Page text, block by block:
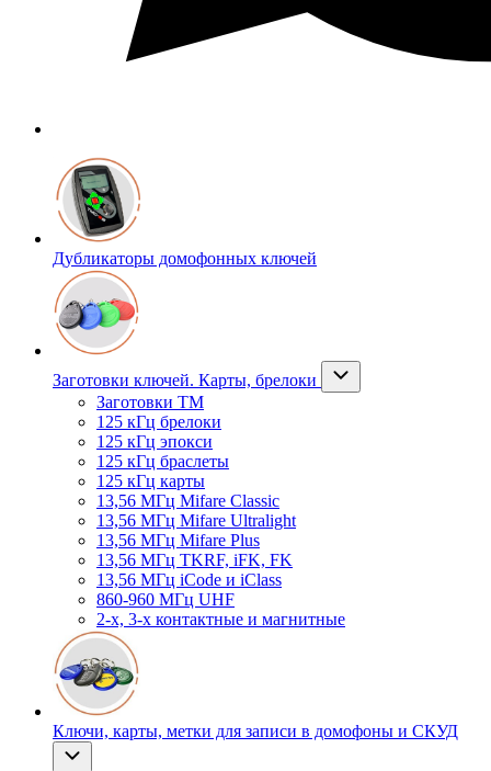
Дубликаторы домофонных ключей
Заготовки ключей. Карты, брелоки
Заготовки ТМ
125 кГц брелоки
125 кГц эпокси
125 кГц браслеты
125 кГц карты
13,56 МГц Mifare Classic
13,56 МГц Mifare Ultralight
13,56 МГц Mifare Plus
13,56 МГц TKRF, iFK, FK
13,56 МГц iCode и iClass
860-960 МГц UHF
2-х, 3-х контактные и магнитные
Ключи, карты, метки для записи в домофоны и СКУД